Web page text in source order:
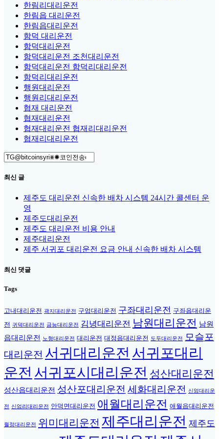
한림리대리운전
한림읍 대리운전
한림읍대리운전
함덕 대리운전
함덕대리운전
함덕대리운전 조천대리운전
함덕대리운전 함덕리대리운전
함덕리대리운전
행원대리운전
행원리대리운전
협재 대리운전
협재대리운전
협재대리운전 협재리대리운전
협재리대리운전
Search
for:
최신 글
제주도 대리운전 신속한 배차 시스템 24시간 콜센터 운
영
제주도대리운전
제주도 대리운전 비용 안내
제주대리운전
제주 서귀포 대리운전 요금 안내 신속한 배차 시스템
최신 댓글
Tags
고내대리운전 곽지대리운전 구엄대리운전 구좌대리운전 구좌읍대리운
전 귀덕대리운전 금능대리운전 김녕대리운전 남원대리운전 남원
읍대리운전
노형대리운전 대리운전 대정읍대리운전 도두대리운전
모슬포
대리운전 서귀대리운전 서귀포대리
운전 서귀포시대리운전 성산대리운전
성산읍대리운전 성산포대리운전 세화대리운전 신엄대리운
전 신엄리대리운전 안덕면대리운전 애월대리운전 애월읍대리운전
월정대리운전 위미대리운전 제주대리운전 제주도